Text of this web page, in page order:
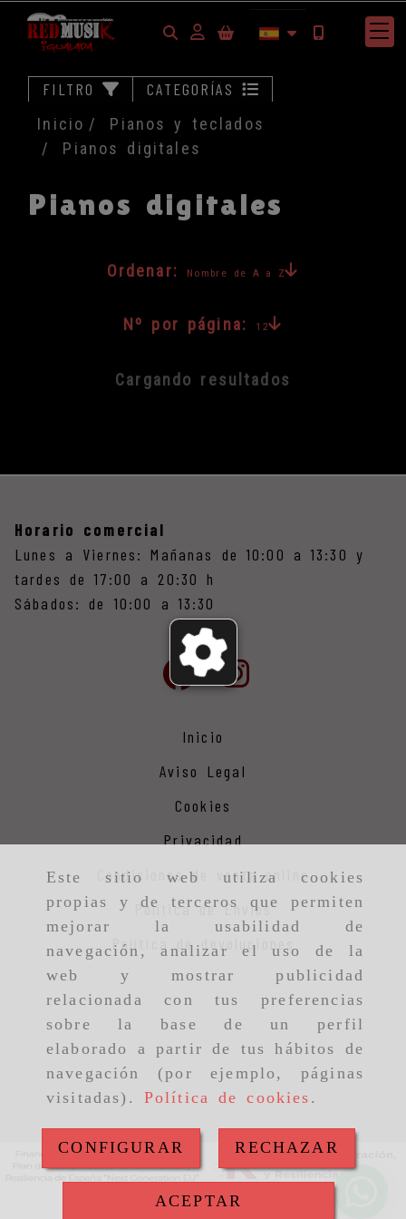
Este sitio web utiliza cookies
propias y de terceros que permiten
mejorar la usabilidad de
navegación, analizar el uso de la
web y mostrar publicidad
relacionada con tus preferencias
sobre la base de un perfil
elaborado a partir de tus hábitos de
navegación (por ejemplo, páginas
visitadas). Política de cookies .
CONFIGURAR RECHAZAR
ACEPTAR
Identifícate
FILTRO CATEGORÍAS
Inicio
Pianos y teclados
Pianos digitales
Pianos digitales
Ordenar: Nombre de A a Z
Nº por página: 12
Cargando resultados
Horario comercial
Lunes a Viernes: Mañanas de 10:00 a 13:30 y
tardes de 17:00 a 20:30 h
Sábados: de 10:00 a 13:30
Inicio
Aviso Legal
Cookies
Privacidad
Condiciones de venta online
Política de Envios
Política de devoluciones